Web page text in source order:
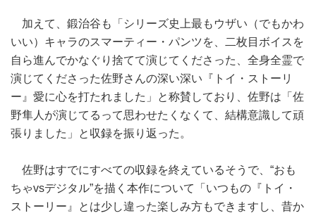
加えて、鍛治谷も「シリーズ史上最もウザい（でもかわ
いい）キャラのスマーティー・パンツを、二枚目ボイスを
自ら進んでかなぐり捨てて演じてくださった、全身全霊で
演じてくださった佐野さんの深い深い『トイ・ストーリ
ー』愛に心を打たれました」と称賛しており、佐野は「佐
野隼人が演じてるって思わせたくなくて、結構意識して頑
張りました」と収録を振り返った。
佐野はすでにすべての収録を終えているそうで、“おも
ちゃvsデジタル”を描く本作について「いつもの『トイ・
ストーリー』とは少し違った楽しみ方もできますし、昔か